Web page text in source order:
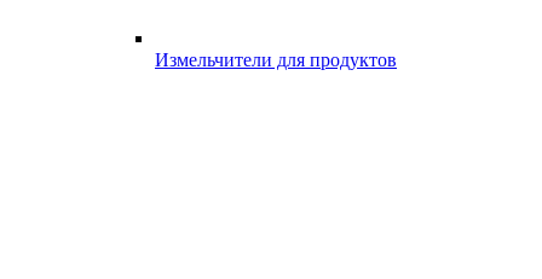
Измельчители для продуктов